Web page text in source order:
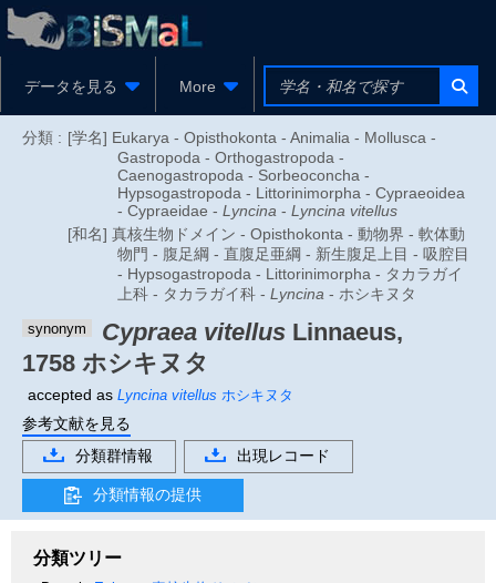
データを見る More
分類 : [学名] Eukarya - Opisthokonta - Animalia - Mollusca -
Gastropoda - Orthogastropoda -
Caenogastropoda - Sorbeoconcha -
Hypsogastropoda - Littorinimorpha - Cypraeoidea
- Cypraeidae - Lyncina - Lyncina vitellus
[和名] 真核生物ドメイン - Opisthokonta - 動物界 - 軟体動
物門 - 腹足綱 - 直腹足亜綱 - 新生腹足上目 - 吸腔目
- Hypsogastropoda - Littorinimorpha - タカラガイ
上科 - タカラガイ科 - Lyncina - ホシキヌタ
synonym Cypraea vitellus Linnaeus,
1758 ホシキヌタ
accepted as Lyncina vitellus ホシキヌタ
参考文献を見る
分類群情報
出現レコード
分類情報の提供
分類ツリー